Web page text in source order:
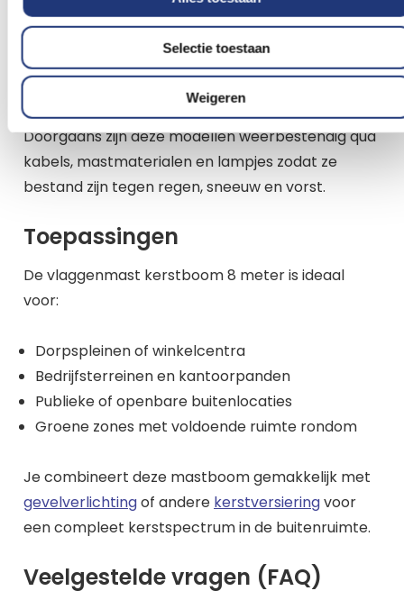
Selectie toestaan
Weigeren
relatief laag, zelfs bij grotere modellen. LED-
lampjes verbruiken aanzienlijk minder stroom dan
traditionele verlichting, terwijl ze een warme en
heldere uitstraling behouden.
Doorgaans zijn deze modellen weerbestendig qua
kabels, mastmaterialen en lampjes zodat ze
bestand zijn tegen regen, sneeuw en vorst.
Toepassingen
De vlaggenmast kerstboom 8 meter is ideaal
voor:
Dorpspleinen of winkelcentra
Bedrijfsterreinen en kantoorpanden
Publieke of openbare buitenlocaties
Groene zones met voldoende ruimte rondom
Je combineert deze mastboom gemakkelijk met
gevelverlichtingof andere kerstversieringvoor
een compleet kerstspectrum in de buitenruimte.
Veelgestelde vragen (FAQ)